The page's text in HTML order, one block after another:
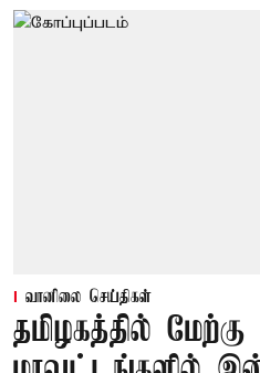
வானிலை செய்திகள்
தமிழகத்தில்